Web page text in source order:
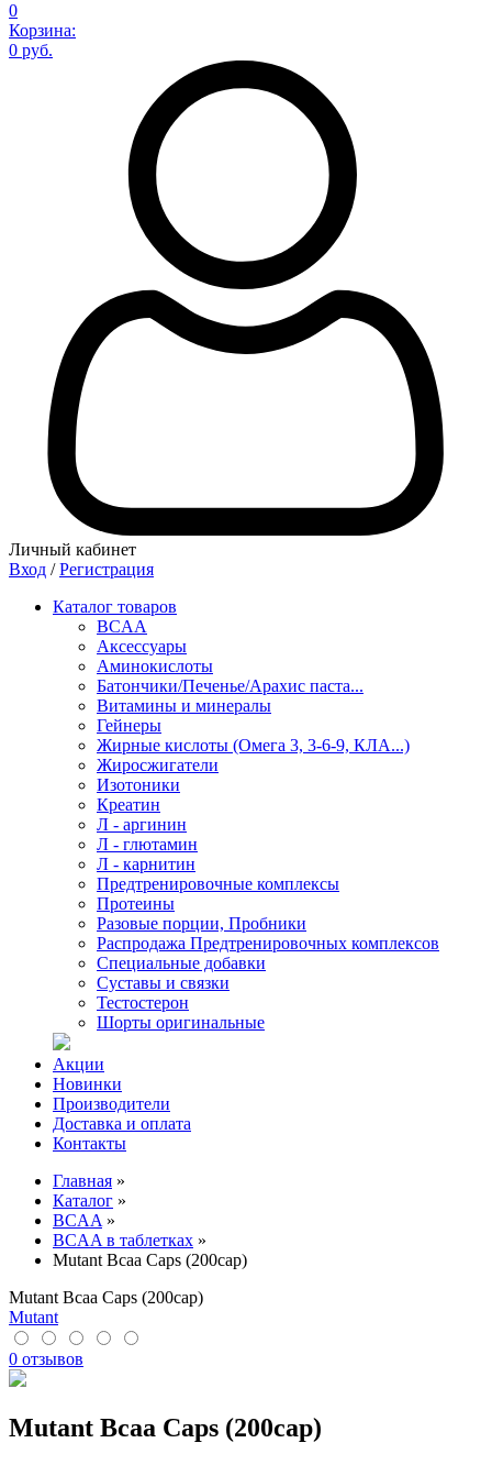
0
Корзина:
0 руб.
Личный кабинет
Вход / Регистрация
Каталог товаров
BCAA
Аксессуары
Аминокислоты
Батончики/Печенье/Арахис паста...
Витамины и минералы
Гейнеры
Жирные кислоты (Омега 3, 3-6-9, КЛА...)
Жиросжигатели
Изотоники
Креатин
Л - аргинин
Л - глютамин
Л - карнитин
Предтренировочные комплексы
Протеины
Разовые порции, Пробники
Распродажа Предтренировочных комплексов
Специальные добавки
Суставы и связки
Тестостерон
Шорты оригинальные
Акции
Новинки
Производители
Доставка и оплата
Контакты
Главная »
Каталог »
BCAA »
BCAA в таблетках »
Mutant Bcaa Caps (200cap)
Mutant Bcaa Caps (200cap)
Mutant
0 отзывов
Mutant Bcaa Caps (200cap)